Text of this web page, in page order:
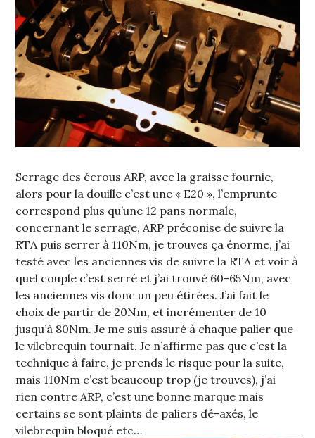
Serrage des écrous ARP, avec la graisse fournie,
alors pour la douille c’est une « E20 », l’emprunte
correspond plus qu’une 12 pans normale,
concernant le serrage, ARP préconise de suivre la
RTA puis serrer à 110Nm, je trouves ça énorme, j’ai
testé avec les anciennes vis de suivre la RTA et voir à
quel couple c’est serré et j’ai trouvé 60-65Nm, avec
les anciennes vis donc un peu étirées. J’ai fait le
choix de partir de 20Nm, et incrémenter de 10
jusqu’à 80Nm. Je me suis assuré à chaque palier que
le vilebrequin tournait. Je n’affirme pas que c’est la
technique à faire, je prends le risque pour la suite,
mais 110Nm c’est beaucoup trop (je trouves), j’ai
rien contre ARP, c’est une bonne marque mais
certains se sont plaints de paliers dé-axés, le
vilebrequin bloqué etc…